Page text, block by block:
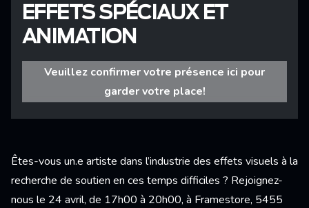
EFFETS SPÉCIAUX ET
ANIMATION
Veuillez confirmer votre présence ici pour
garder votre place!
Êtes-vous un.e artiste dans l’industrie des effets visuels à la
recherche de soutien en ces temps difficiles ? Rejoignez-
nous le 24 avril, de 17h00 à 20h00, à Framestore, 5455